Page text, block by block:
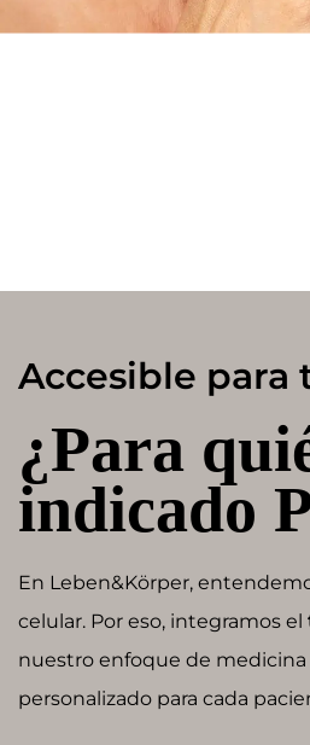
Accesible para
¿Para
indicado
En Leben&Körper,
celular. Por eso, integramos el
nuestro enfoque de medicina
personalizado para cada